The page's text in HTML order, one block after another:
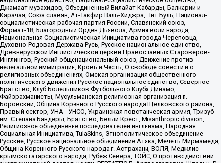
Джамаат мувахидов, Объединенный Вилайат Кабарды, Балкарии и
Карачая, Союз славян, Ат-Такфир Валь-Хиджра, Пит Буль, Национал-
социалистическая рабочая партия России, Славянский союз,
Формат-18, Благородный Орден Дьявола, Армия воли народа,
Национальная Социалистическая Инициатива города Череповца,
Духовно-Родовая Держава Русь, Русское национальное единство,
Древнерусской Инглистической церкви Православных Староверов-
Инглингов, Русский общенациональный союз, Движение против
нелегальной иммиграции, Кровь и Честь, О свободе совести и о
религиозных объединениях, Омская организация общественного
политического движения Русское национальное единство, Северное
Братство, Клуб Болельщиков Футбольного Клуба Динамо,
Файзрахманисты, Мусульманская религиозная организация п.
Боровский, Община Коренного Русского народа Щелковского района,
Правый сектор, УНА - УНСО, Украинская повстанческая армия, Тризуб
им. Степана Бандеры, Братство, Белый Крест, Misanthropic division,
Религиозное объединение последователей инглиизма, Народная
Социальная Инициатива, TulaSkins, Этнополитическое объединение
Русские, Русское национальное объединение Атака, Мечеть Мирмамеда,
Община Коренного Русского народа г. Астрахани, ВОЛЯ, Меджлис
крымскотатарского народа, Рубеж Севера, ТОЙС, О противодействии